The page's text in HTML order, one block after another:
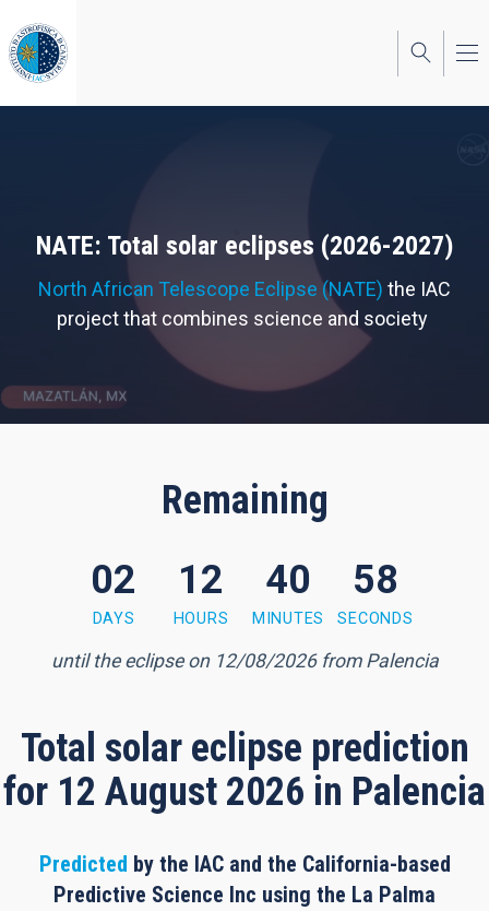
to
main
content
NATE: Total solar eclipses (2026-2027)
North African Telescope Eclipse (NATE) the IAC
project that combines science and society
Remaining
56 seconds
02
DAYS
12
HOURS
40
MINUTES
57
SECONDS
until the eclipse on 12/08/2026 from Palencia
Total solar eclipse prediction
for 12 August 2026 in Palencia
Predicted by the IAC and the California-based
Predictive Science Inc using the La Palma